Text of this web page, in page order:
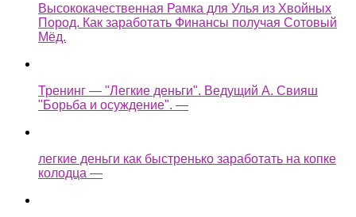
Высококачественная Рамка для Улья из Хвойных
Пород. Как заработать Финансы получая Сотовый
Мёд.
Тренинг — "Легкие деньги". Ведущий А. Свияш
"Борьба и осуждение". —
легкие деньги как быстренько заработать на копке
колодца —